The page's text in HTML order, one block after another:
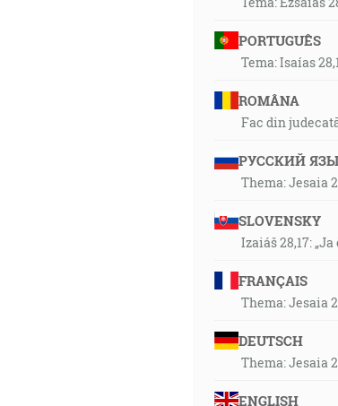
PORTUGUÊS
Tema: Isaías
ROMÂNA
Fac din
РУССКИЙ
Thema: Jesaia
SLOVENSKY
Izaiáš 28,17:
FRANÇAIS
Thema: Jesaia
DEUTSCH
Thema: Jesaia
ENGLISH